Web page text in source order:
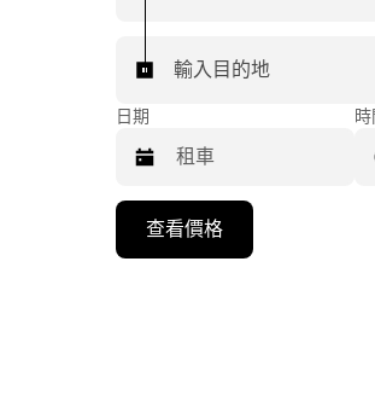
輸入目的地
日期
向
時
查看價格